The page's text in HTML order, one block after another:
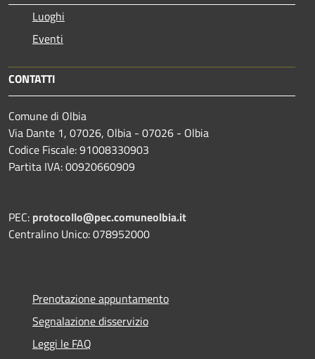
Luoghi
Eventi
CONTATTI
Comune di Olbia
Via Dante 1, 07026, Olbia - 07026 - Olbia
Codice Fiscale: 91008330903
Partita IVA: 00920660909
PEC: protocollo@pec.comuneolbia.it
Centralino Unico: 078952000
Prenotazione appuntamento
Segnalazione disservizio
Leggi le FAQ